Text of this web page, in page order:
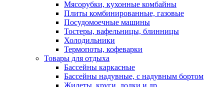
Мясорубки, кухонные комбайны
Плиты комбинированные, газовые
Посудомоечные машины
Тостеры, вафельницы, блинницы
Холодильники
Термопоты, кофеварки
Товары для отдыха
Бассейны каркасные
Бассейны надувные, с надувным бортом
Жилеты, круги, лодки и др.